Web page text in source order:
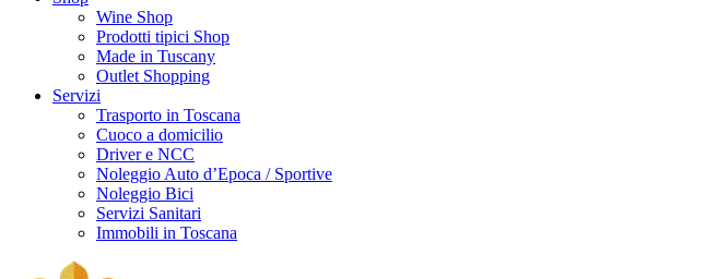
Wine Shop
Prodotti tipici Shop
Made in Tuscany
Outlet Shopping
Servizi
Trasporto in Toscana
Cuoco a domicilio
Driver e NCC
Noleggio Auto d’Epoca / Sportive
Noleggio Bici
Servizi Sanitari
Immobili in Toscana